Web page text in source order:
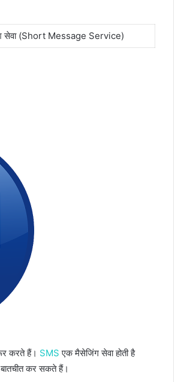
(Short Message Service)
करते हैं। SMS एक मैसेजिंग सेवा होती है
कर सकते हैं।